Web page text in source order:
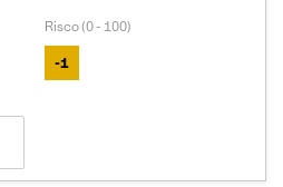
Risco (0 - 100)
-1